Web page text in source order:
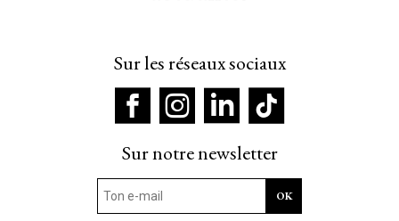
Sur les réseaux sociaux
Sur notre newsletter